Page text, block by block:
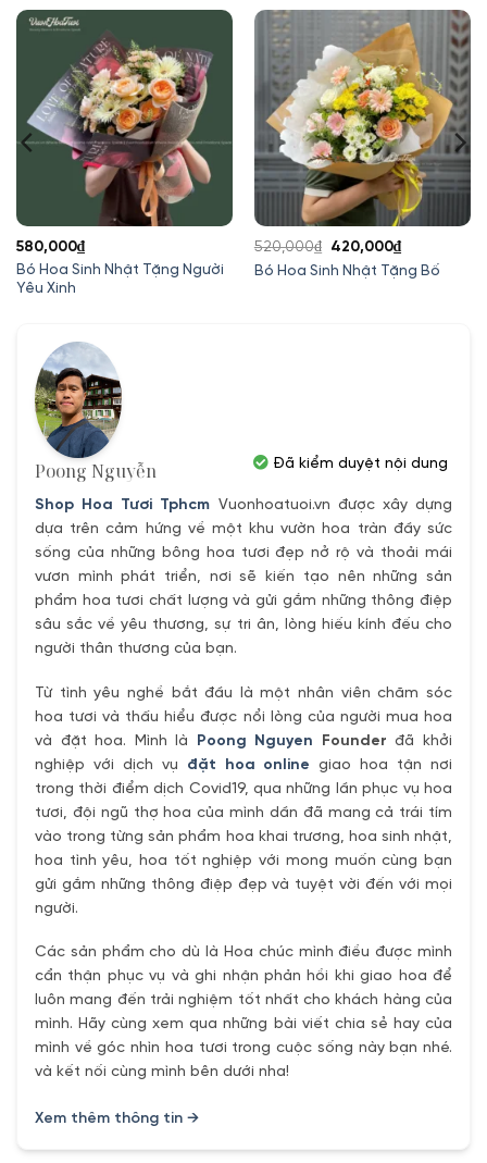
Bó Hoa Sinh Nhật Tặng Người
Yêu Xinh
580,000₫
Bó Hoa Sinh Nhật Tặng Bố
520,000₫
Giá
gốc
420,000₫Giá
hiện
Poong Nguyễn
Shop Hoa Tươi Tphcm Vuonhoatuoi.vn được xây dựng
dựa trên cảm hứng về một khu vườn hoa tràn đầy sức
sống của những bông hoa tươi đẹp nở rộ và thoải mái
vươn mình phát triển, nơi sẽ kiến tạo nên những sản
phẩm hoa tươi chất lượng và gửi gắm những thông điệp
sâu sắc về yêu thương, sự tri ân, lòng hiếu kính đếu cho
người thân thương của bạn.
Từ tình yêu nghề bắt đầu là một nhân viên chăm sóc
hoa tươi và thấu hiểu được nổi lòng của người mua hoa
và đặt hoa. Mình là
Poong Nguyen Founder đã khởi
nghiệp với dịch vụ đặt hoa online giao hoa tận nơi
trong thời điểm dịch Covid19, qua những lần phục vụ hoa
tươi, đội ngũ thợ hoa của mình dần đã mang cả trái tím
vào trong từng sản phẩm hoa khai trương, hoa sinh nhật,
hoa tình yêu, hoa tốt nghiệp với mong muốn cùng bạn
gửi gắm những thông điệp đẹp và tuyệt vời đến với mọi
người.
Các sản phẩm cho dù là Hoa chúc mình điều được mình
cẩn thận phục vụ và ghi nhận phản hồi khi giao hoa để
luôn mang đến trải nghiệm tốt nhất cho khách hàng của
mình. Hãy cùng xem qua những bài viết chia sẻ hay của
mình về góc nhìn hoa tươi trong cuộc sống này bạn nhé.
và kết nối cùng mình bên dưới nha!
Xem thêm thông tin →
Đã kiểm duyệt nội dung